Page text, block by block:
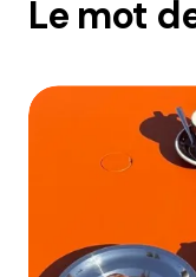
Le mot